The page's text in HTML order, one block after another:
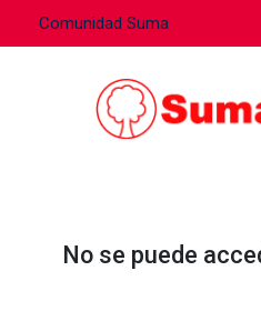
Comunidad Suma
No se puede